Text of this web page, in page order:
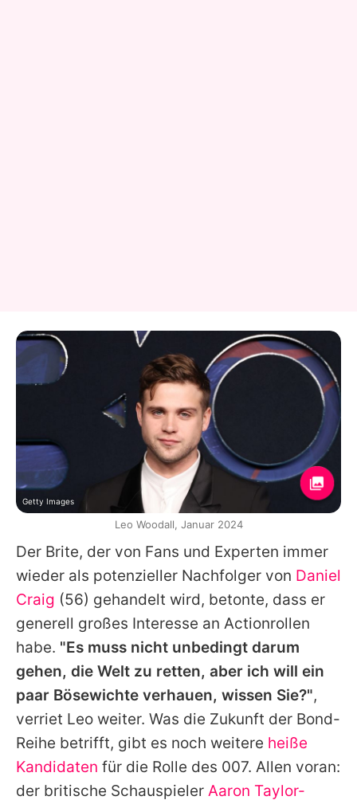
Der Brite, der von Fans und Experten immer
wieder als potenzieller Nachfolger von Daniel
Craig (56) gehandelt wird, betonte, dass er
generell großes Interesse an Actionrollen
habe. "Es muss nicht unbedingt darum
gehen, die Welt zu retten, aber ich will ein
paar Bösewichte verhauen, wissen Sie?",
verriet Leo weiter. Was die Zukunft der Bond-
Reihe betrifft, gibt es noch weitere heiße
Kandidaten für die Rolle des 007. Allen voran:
der britische Schauspieler Aaron Taylor-
Getty Images
Leo Woodall, Januar 2024